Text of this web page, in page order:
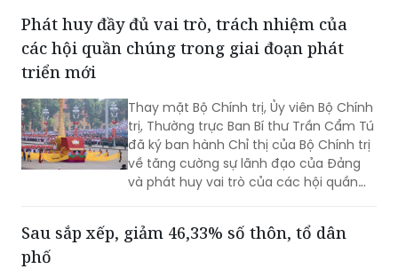
Phát huy đầy đủ vai trò, trách nhiệm của
các hội quần chúng trong giai đoạn phát
triển mới
Thay mặt Bộ Chính trị, Ủy viên Bộ Chính
trị, Thường trực Ban Bí thư Trần Cẩm Tú
đã ký ban hành Chỉ thị của Bộ Chính trị
về tăng cường sự lãnh đạo của Đảng
và phát huy vai trò của các hội quần
Sau sắp xếp, giảm 46,33% số thôn, tổ dân
phố